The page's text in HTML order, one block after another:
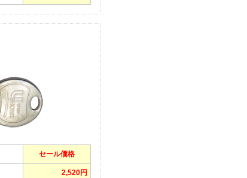
セール価格
2,520円